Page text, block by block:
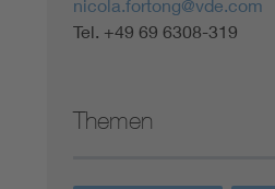
nicola.fortong@vde.com
Tel. +49 69 6308-319
Themen